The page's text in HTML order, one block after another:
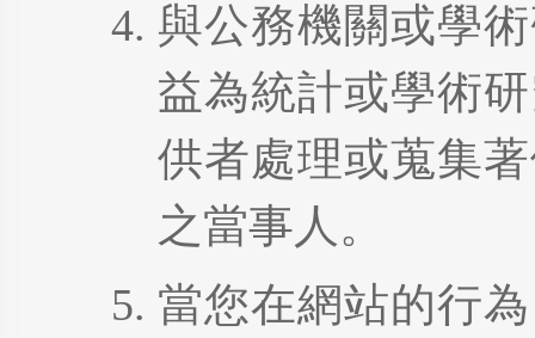
與公務機關或學
益為統計或學術
供者處理或蒐集
之當事人。
當您在網站的行